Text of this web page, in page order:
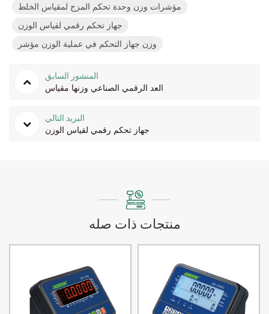
مؤشرات وزن وحدة تحكم المزج لمقياس الخلط
جهاز تحكم رقمي لقياس الوزن
وزن جهاز التحكم في عملية الوزن مؤشر
المنشور السابق
العد الرقمي الصناعي وزنها مقياس
البريد التالي
جهاز تحكم رقمي لقياس الوزن
منتجات ذات صله